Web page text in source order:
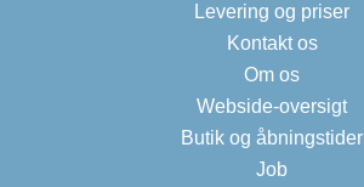
Levering og priser
Kontakt os
Om os
Webside-oversigt
Butik og åbningstider
Job